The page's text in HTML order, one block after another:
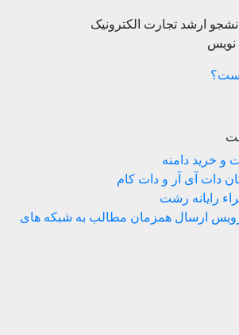
ارشد تجارت الکترونیک
نویس
و خرید دامنه
دات آی آر و دات کام
رایانه رشت
ارسال همزمان مطالب به شبکه های